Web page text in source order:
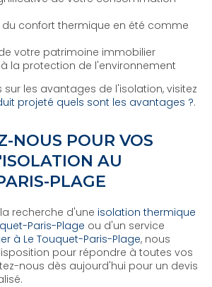
confort thermique en été comme
votre patrimoine immobilier
la protection de l'environnement
sur les avantages de l'isolation, visitez
projeté quels sont les avantages ?.
NOUS POUR VOS
AU
PLAGE
recherche d'une isolation thermique
Paris-Plage ou d'un service
à Le Touquet-Paris-Plage, nous
pour répondre à toutes vos
nous dès aujourd'hui pour un devis